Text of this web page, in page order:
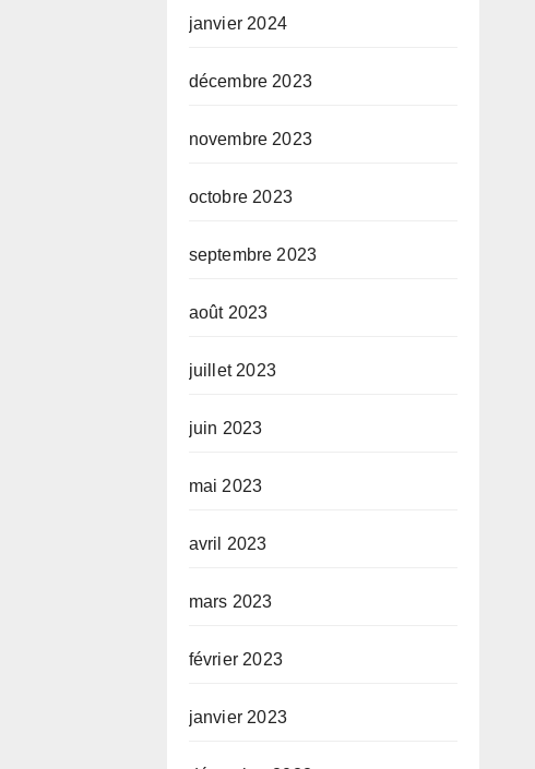
janvier 2024
décembre 2023
novembre 2023
octobre 2023
septembre 2023
août 2023
juillet 2023
juin 2023
mai 2023
avril 2023
mars 2023
février 2023
janvier 2023